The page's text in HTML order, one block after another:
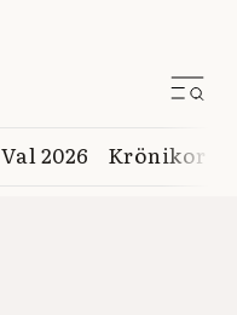
Val 2026 Krönikor